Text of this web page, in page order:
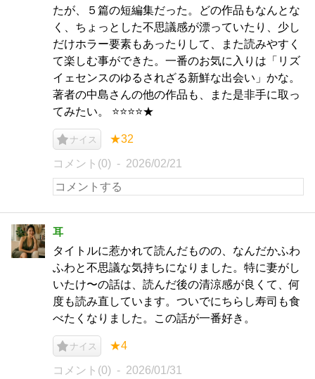
たが、５篇の短編集だった。どの作品もなんとな
く、ちょっとした不思議感が漂っていたり、少し
だけホラー要素もあったりして、また読みやすく
て楽しむ事ができた。一番のお気に入りは「リズ
イェセンスのゆるされざる新鮮な出会い」かな。
著者の中島さんの他の作品も、また是非手に取っ
てみたい。 ⭐⭐⭐⭐★
ナイス ★32
コメント(0) 2026/02/21
耳
タイトルに惹かれて読んだものの、なんだかふわ
ふわと不思議な気持ちになりました。特に妻がし
いたけ〜の話は、読んだ後の清涼感が良くて、何
度も読み直しています。ついでにちらし寿司も食
べたくなりました。この話が一番好き。
ナイス ★4
コメント(0) 2026/01/31